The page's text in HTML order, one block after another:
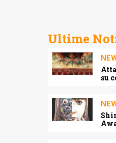
Ultime
su